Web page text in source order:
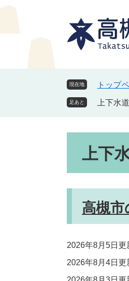
ペ
メ
現在地 トップ
足あと 上下水道
上下
高槻市
2026年8月5日更
2026年8月4日更